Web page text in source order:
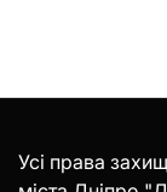
Усі права